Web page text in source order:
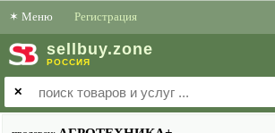
✶ Меню Регистрация
sell buy.zone
РОССИЯ
✕